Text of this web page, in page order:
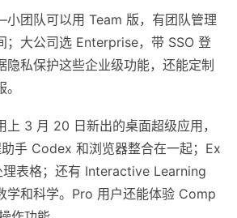
团队可以用 Team 版，有团队管理
；大公司选 Enterprise，带 SSO 登
隐私保护这些企业级功能，还能定制
上 3 月 20 日新出的桌面超级应用，
手 Codex 和浏览器整合在一起；Ex
表格；还有 Interactive Learning
学和科学。Pro 用户还能体验 Comp